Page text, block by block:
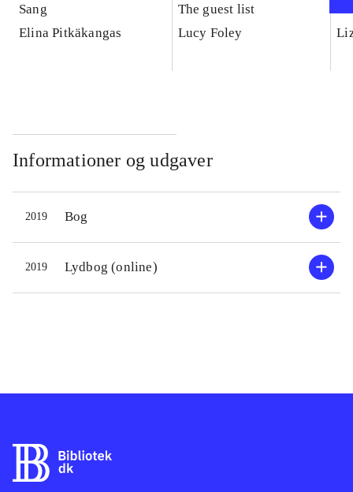
Sang
Elina Pitkäkangas
The guest list
Lucy Foley
Informationer og udgaver
2019 Bog
2019 Lydbog (online)